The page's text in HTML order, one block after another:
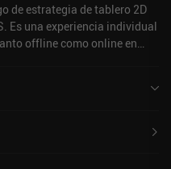
de estrategia de tablero 2D
Es una experiencia individual
offline como online en